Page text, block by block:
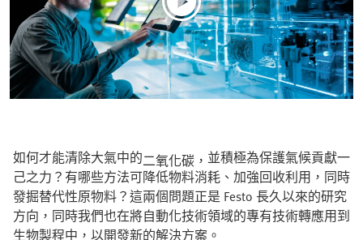
如何才能清除大氣中的二氧化碳， 並積極為保護氣候貢獻一
己之力？有哪些方法可降低物料消耗、加強回收利用，同時
發掘替代性原物料？這兩個問題正是 Festo 長久以來的研究
方向，同時我們也在將自動化技術領域的專有技術轉應用到
生物製程中，以開發新的解決方案。